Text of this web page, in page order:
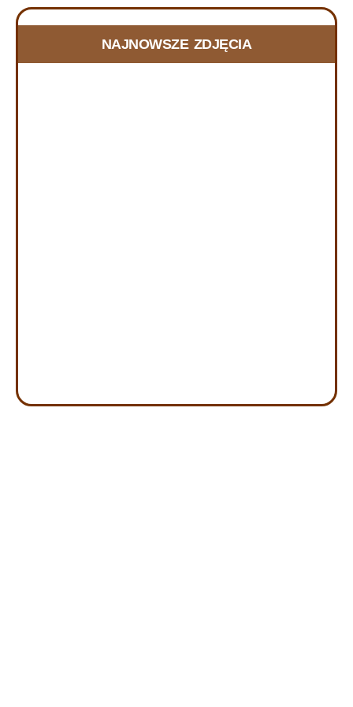
Szczecinie, 20.06.2026
NAJNOWSZE ZDJĘCIA